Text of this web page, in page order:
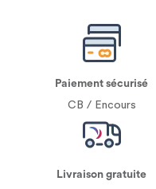
Paiement sécurisé
CB / Encours
Livraison gratuite